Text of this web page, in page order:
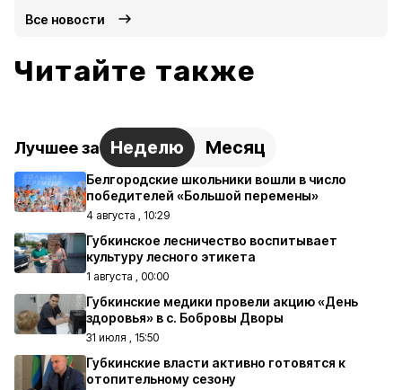
Все новости
Читайте также
Лучшее за Неделю Месяц
Белгородские школьники вошли в число
победителей «Большой перемены»
4 августа , 10:29
Губкинское лесничество воспитывает
культуру лесного этикета
1 августа , 00:00
Губкинские медики провели акцию «День
здоровья» в с. Бобровы Дворы
31 июля , 15:50
Губкинские власти активно готовятся к
отопительному сезону